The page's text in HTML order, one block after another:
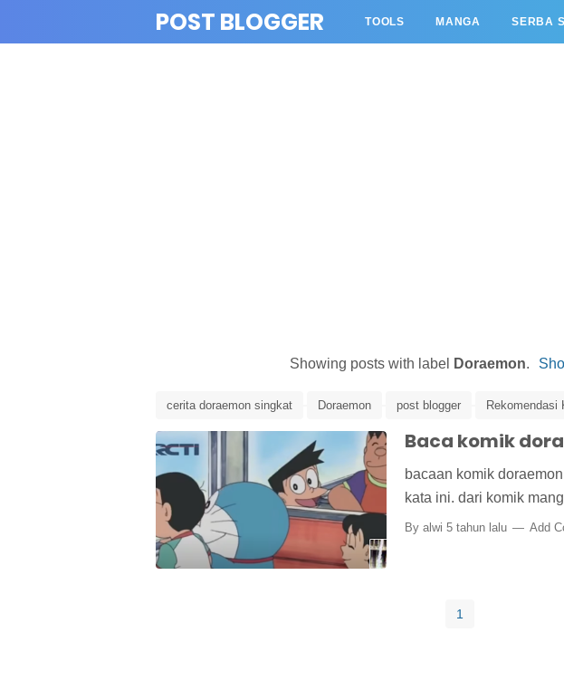
POST BLOGGER TOOLS MANGA SERBA
Showing posts with label Doraemon.
cerita doraemon singkat Doraemon post blogger Rekomendasi
Baca komik
bacaan komik
kata ini. dari komik
By alwi 5 tahun lalu Add
1